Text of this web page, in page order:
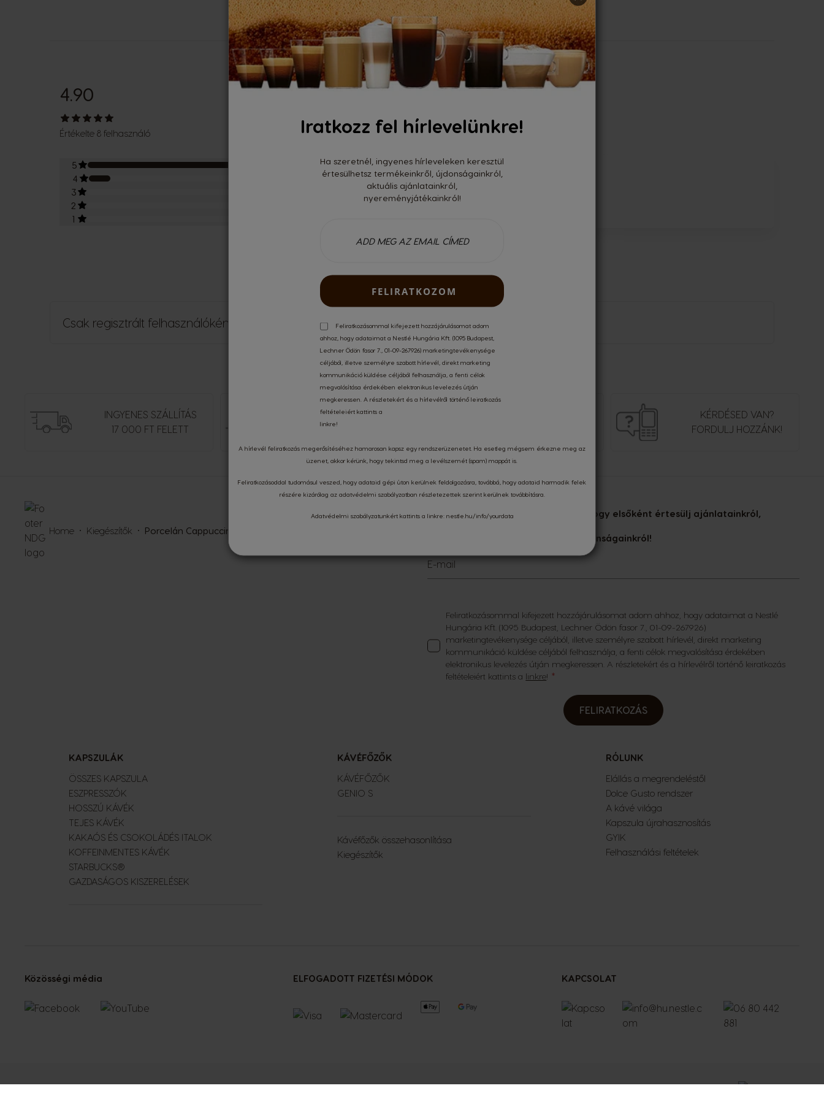
Iratkozz fel hírlevelünkre!
Ha szeretnél, ingyenes hírleveleken keresztül
értesülhetsz termékeinkről, újdonságainkról,
aktuális ajánlatainkról,
nyereményjátékainkról!
FELIRATKOZOM
Feliratkozásommal kifejezett hozzájárulásomat adom
ahhoz, hogy adataimat a Nestlé Hungária Kft. (1095 Budapest,
Lechner Ödön fasor 7., 01-09-267926) marketingtevékenysége
céljából, illetve személyre szabott hírlevél, direkt marketing
kommunikáció küldése céljából felhasználja, a fenti célok
megvalósítása érdekében elektronikus levelezés útján
megkeressen. A részletekért és a hírlevélről történő leiratkozás
feltételeiért kattints a
linkre!
A hírlevél feliratkozás megerősítéséhez hamarosan kapsz egy rendszerüzenetet. Ha esetleg mégsem érkezne meg az
üzenet, akkor kérünk, hogy tekintsd meg a levélszemét (spam) mappát is.
Feliratkozásoddal tudomásul veszed, hogy adataid gépi úton kerülnek feldolgozásra, továbbá, hogy adataid harmadik felek
részére kizárólag az adatvédelmi szabályzatban részletezettek szerint kerülnek továbbításra.
Adatvédelmi szabályzatunkért kattints a linkre: nestle.hu/info/yourdata
4.90
Értékelte 8 felhasználó
5
4
3
2
1
Legutóbbi vélemények
Dávid - 28/03/2018
Szép
Nagyon mutatós
Csak regisztrált felhasználóként tudsz véleményt írni. Kérjük,jelentkezz bevagy
INGYENES SZÁLLÍTÁS
17 000 FT FELETT
KÜLÖNLEGES
AJÁNLATOK
KÉRDÉSED VAN?
FORDULJ HOZZÁNK!
Iratkozz fel hírlevelünkre, hogy elsőként értesülj ajánlatainkról,
újdonságainkról!
E-mail
Feliratkozásommal kifejezett hozzájárulásomat adom ahhoz, hogy adataimat a Nestlé
Hungária Kft. (1095 Budapest, Lechner Ödön fasor 7., 01-09-267926)
marketingtevékenysége céljából, illetve személyre szabott hírlevél, direkt marketing
kommunikáció küldése céljából felhasználja, a fenti célok megvalósítása érdekében
elektronikus levelezés útján megkeressen. A részletekért és a hírlevélről történő leiratkozás
feltételeiért kattints a linkre!
FELIRATKOZÁS
Home Kiegészítők Porcelán Cappuccino csészekészlet
KAPSZULÁK
ÖSSZES KAPSZULA
ESZPRESSZÓK
HOSSZÚ KÁVÉK
TEJES KÁVÉK
KAKAÓS ÉS CSOKOLÁDÉS ITALOK
KOFFEINMENTES KÁVÉK
STARBUCKS®
GAZDASÁGOS KISZERELÉSEK
KÁVÉFŐZŐK
KÁVÉFŐZŐK
GENIO S
Kávéfőzők összehasonlítása
Kiegészítők
RÓLUNK
Elállás a megrendeléstől
Dolce Gusto rendszer
A kávé világa
Kapszula újrahasznosítás
GYIK
Felhasználási feltételek
Közösségi média ELFOGADOTT FIZETÉSI MÓDOK KAPCSOLAT